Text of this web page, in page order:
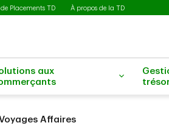
Placements TD À propos de la TD
aux
Affaires